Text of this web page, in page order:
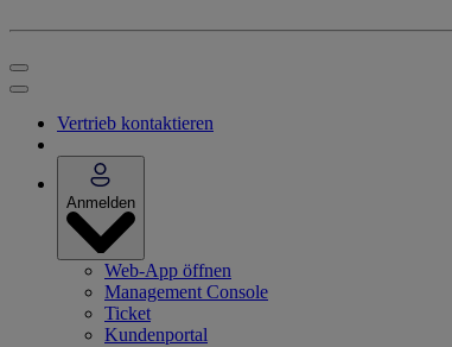
Vertrieb kontaktieren
Anmelden
Web-App öffnen
Management Console
Ticket
Kundenportal